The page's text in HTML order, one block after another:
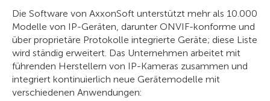
Die Software von AxxonSoft unterstützt mehr als 10.000
Modelle von IP-Geräten, darunter ONVIF-konforme und
über proprietäre Protokolle integrierte Geräte; diese Liste
wird ständig erweitert. Das Unternehmen arbeitet mit
führenden Herstellern von IP-Kameras zusammen und
integriert kontinuierlich neue Gerätemodelle mit
verschiedenen Anwendungen: